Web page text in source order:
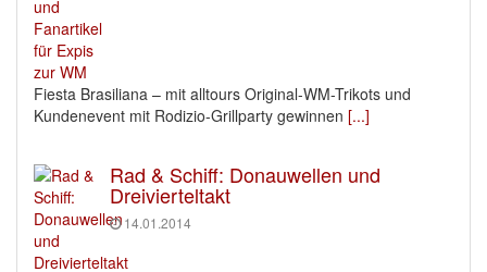
Fiesta Brasiliana – mit alltours Original-WM-Trikots und
Kundenevent mit Rodizio-Grillparty gewinnen [...]
Rad & Schiff: Donauwellen und
Dreivierteltakt
14.01.2014